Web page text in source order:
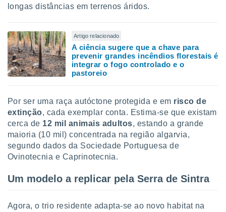
longas distâncias em terrenos áridos.
Artigo relacionado
A ciência sugere que a chave para
prevenir grandes incêndios florestais é
integrar o fogo controlado e o
pastoreio
Por ser uma raça autóctone protegida e em risco de
extinção, cada exemplar conta. Estima-se que existam
cerca de 12 mil animais adultos, estando a grande
maioria (10 mil) concentrada na região algarvia,
segundo dados da Sociedade Portuguesa de
Ovinotecnia e Caprinotecnia.
Um modelo a replicar pela Serra de Sintra
Agora, o trio residente adapta-se ao novo habitat na